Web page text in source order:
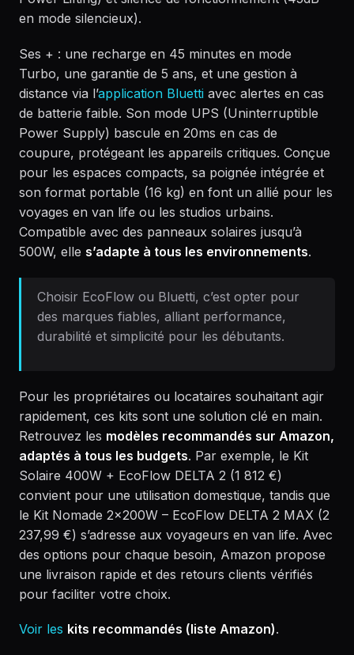
en mode silencieux).
Ses + : une recharge en 45 minutes en mode
Turbo, une garantie de 5 ans, et une gestion à
distance via l’application Bluetti avec alertes en cas
de batterie faible. Son mode UPS (Uninterruptible
Power Supply) bascule en 20ms en cas de
coupure, protégeant les appareils critiques. Conçue
pour les espaces compacts, sa poignée intégrée et
son format portable (16 kg) en font un allié pour les
voyages en van life ou les studios urbains.
Compatible avec des panneaux solaires jusqu’à
500W, elle s’adapte à tous les environnements.
Choisir EcoFlow ou Bluetti, c’est opter pour
des marques fiables, alliant performance,
durabilité et simplicité pour les débutants.
Pour les propriétaires ou locataires souhaitant agir
rapidement, ces kits sont une solution clé en main.
Retrouvez les modèles recommandés sur Amazon,
adaptés à tous les budgets. Par exemple, le Kit
Solaire 400W + EcoFlow DELTA 2 (1 812 €)
convient pour une utilisation domestique, tandis que
le Kit Nomade 2x200W – EcoFlow DELTA 2 MAX (2
237,99 €) s’adresse aux voyageurs en van life. Avec
des options pour chaque besoin, Amazon propose
une livraison rapide et des retours clients vérifiés
pour faciliter votre choix.
Voir les kits recommandés (liste Amazon).